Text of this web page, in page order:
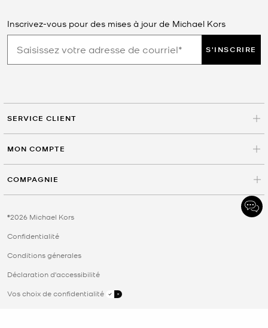
Inscrivez-vous pour des mises à jour de Michael Kors
S'INSCRIRE
SERVICE CLIENT
MON COMPTE
COMPAGNIE
©2026 Michael Kors
Confidentialité
Conditions génerales
Déclaration d'accessibilité
Vos choix de confidentialité